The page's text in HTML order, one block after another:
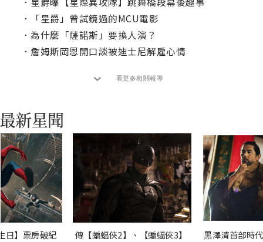
．
「星爵」曾試鏡過的MCU電影
． 為什麼「薩諾斯」要換人演？
． 詹姆斯岡恩開口談被迪士尼解雇心情
看更多相關報導
日】票房破紀
傳【蝙蝠俠2】、【蝙蝠俠3】
黑澤清首部時